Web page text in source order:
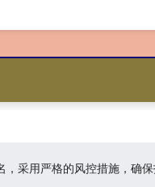
采用严格的风控措施，确